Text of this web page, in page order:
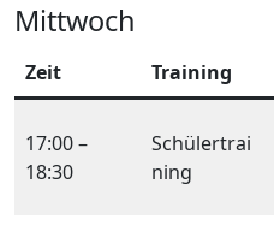
Mittwoch
Zeit Training
17:00 –
18:30
Schülertrai
ning